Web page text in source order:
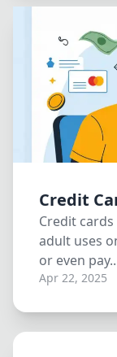
Credit
Credit
adult uses
or even
Apr 22, 2025